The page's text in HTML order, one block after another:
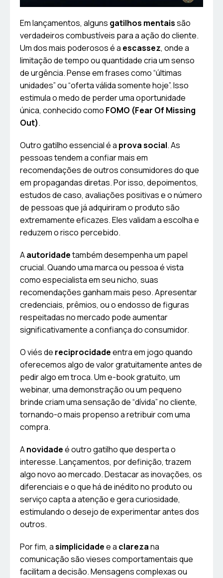
Em lançamentos, alguns gatilhos mentaissão
verdadeiros combustíveis para a ação do cliente.
Um dos mais poderosos é a escassez, onde a
limitação de tempo ou quantidade cria um senso
de urgência. Pense em frases como “últimas
unidades” ou “oferta válida somente hoje”. Isso
estimula o medo de perder uma oportunidade
única, conhecido como FOMO (Fear Of Missing
Out).
Outro gatilho essencial é a prova social. As
pessoas tendem a confiar mais em
recomendações de outros consumidores do que
em propagandas diretas. Por isso, depoimentos,
estudos de caso, avaliações positivas e o número
de pessoas que já adquiriram o produto são
extremamente eficazes. Eles validam a escolha e
reduzem o risco percebido.
Aautoridadetambém desempenha um papel
crucial. Quando uma marca ou pessoa é vista
como especialista em seu nicho, suas
recomendações ganham mais peso. Apresentar
credenciais, prêmios, ou o endosso de figuras
respeitadas no mercado pode aumentar
significativamente a confiança do consumidor.
O viés de reciprocidadeentra em jogo quando
oferecemos algo de valor gratuitamente antes de
pedir algo em troca. Um e-book gratuito, um
webinar, uma demonstração ou um pequeno
brinde criam uma sensação de “dívida” no cliente,
tornando-o mais propenso a retribuir com uma
compra.
Anovidadeé outro gatilho que desperta o
interesse. Lançamentos, por definição, trazem
algo novo ao mercado. Destacar as inovações, os
diferenciais e o que há de inédito no produto ou
serviço capta a atenção e gera curiosidade,
estimulando o desejo de experimentar antes dos
outros.
Por fim, asimplicidadee a clarezana
comunicação são vieses comportamentais que
facilitam a decisão. Mensagens complexas ou